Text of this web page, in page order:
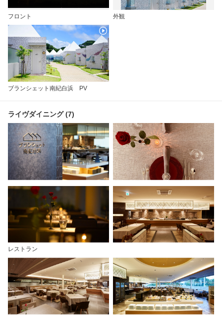
フロント 外観
ブランシェット南紀白浜 PV
ライヴダイニング (7)
レストラン